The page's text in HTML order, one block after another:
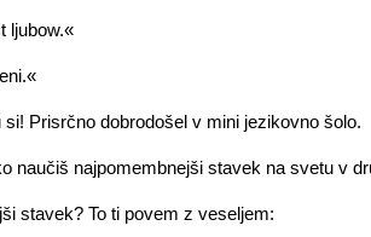
ljubow.«
Prisrčno dobrodošel v mini jezikovno šolo.
naučiš najpomembnejši stavek na svetu v
stavek? To ti povem z veseljem: